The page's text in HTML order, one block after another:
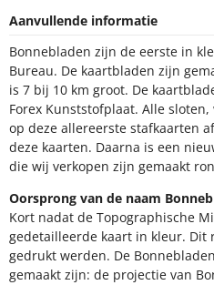
Aanvullende informatie
Bonnebladen zijn de eerste in
Bureau. De kaartbladen zijn
is 7 bij 10 km groot. De
Forex Kunststofplaat. Alle
op deze allereerste stafkaarten
deze kaarten. Daarna is een
die wij verkopen zijn gemaakt
Oorsprong van de naam
Kort nadat de Topographische
gedetailleerde kaart in kleur. Dit
gedrukt werden. De
gemaakt zijn: de projectie van